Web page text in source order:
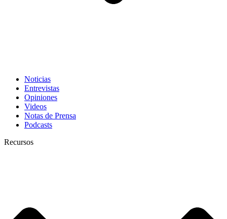
Noticias
Entrevistas
Opiniones
Videos
Notas de Prensa
Podcasts
Recursos